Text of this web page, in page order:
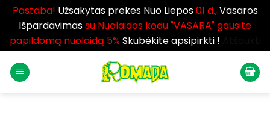
Pastaba! Užsakytas prekes Nuo Liepos01 d.,Vasaros
Išpardavimassu Nuolaidos kodu "VASARA" gausite
papildomą nuolaidą 5%Skubėkite apsipirkti !